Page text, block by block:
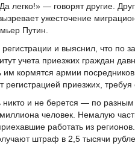
легко!» — говорят другие.
ужесточение
Путин.
и выяснил, что по
учета приезжих граждан
кормятся армии
приезжих, требуя
никто и не берется — по
человек. Немалую
работать из
штраф в 2,5 тысячи